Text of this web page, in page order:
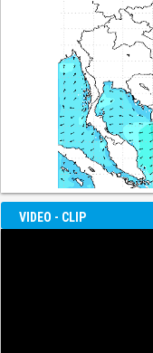
VIDEO - CLIP